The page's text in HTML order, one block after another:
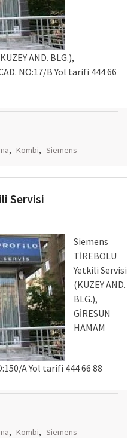
AND. BLG.),
NO:17/B Yol tarifi 444 66
, Kombi, Siemens
Servisi
Siemens
TİREBOLU
Yetkili Servisi
(KUZEY AND.
BLG.),
GİRESUN
HAMAM
A Yol tarifi 444 66 88
, Kombi, Siemens